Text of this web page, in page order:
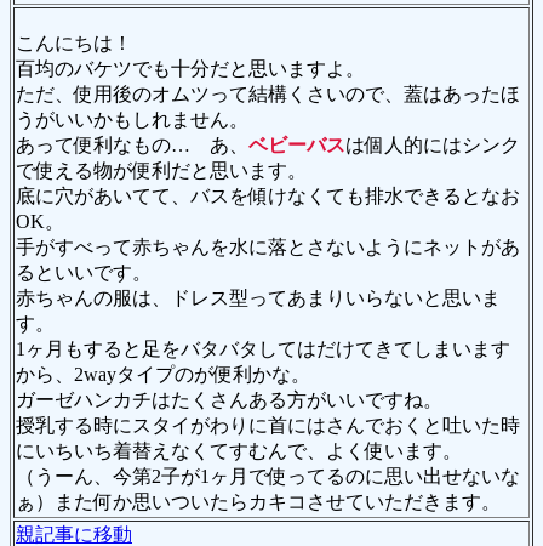
こんにちは！
百均のバケツでも十分だと思いますよ。
ただ、使用後のオムツって結構くさいので、蓋はあったほ
うがいいかもしれません。
あって便利なもの… あ、 ベビーバスは個人的にはシンク
で使える物が便利だと思います。
底に穴があいてて、バスを傾けなくても排水できるとなお
OK。
手がすべって赤ちゃんを水に落とさないようにネットがあ
るといいです。
赤ちゃんの服は、ドレス型ってあまりいらないと思いま
す。
1ヶ月もすると足をバタバタしてはだけてきてしまいます
から、2wayタイプのが便利かな。
ガーゼハンカチはたくさんある方がいいですね。
授乳する時にスタイがわりに首にはさんでおくと吐いた時
にいちいち着替えなくてすむんで、よく使います。
（うーん、今第2子が1ヶ月で使ってるのに思い出せないな
ぁ）また何か思いついたらカキコさせていただきます。
親記事に移動